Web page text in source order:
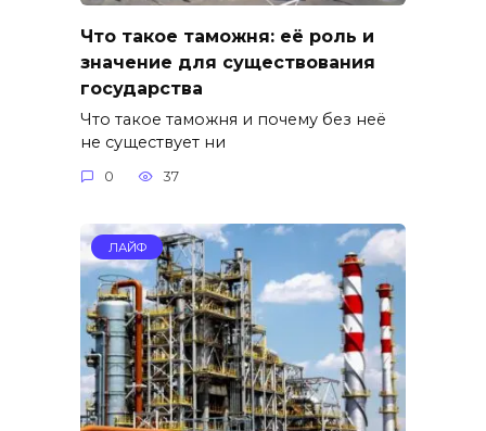
Что такое таможня: её роль и
значение для существования
государства
Что такое таможня и почему без неё
не существует ни
0 37
ЛАЙФ